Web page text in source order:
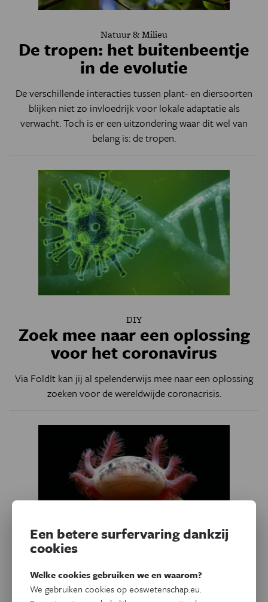
Natuur & Milieu
De tropen: het buitenbeentje
in de evolutie
De verschillende interacties tussen plant- en diersoorten
blijken niet zo invloedrijk voor lokale adaptatie als
verwacht. Toch is er een uitzondering waar dit wel van
belangis: de tropen.
DIY
Zoek mee naar een oplossing
voor het coronavirus
Via FoldIt kan jij al spelenderwijs mee naar een oplossing
zoeken voor de wereldwijde coronacrisis.
Gezondheid
Genen om te stelen
Een betere surfervaring dankzij
cookies
Welke cookies gebruiken we en waarom?
We gebruiken cookies op eoswetenschap.eu.